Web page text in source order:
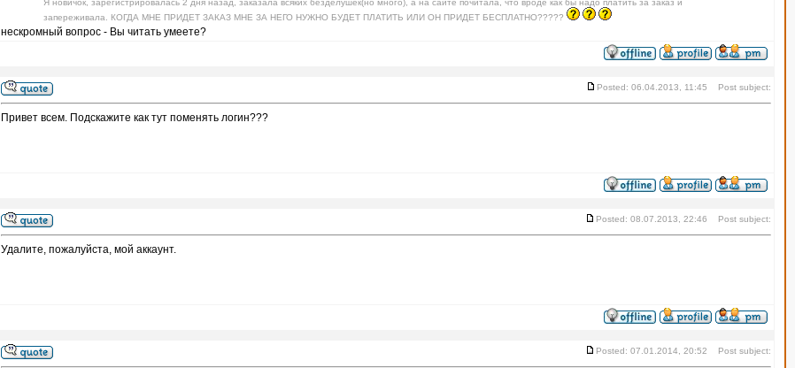
Я новичок, зарегистрировалась 2 дня назад, заказала всяких безделушек(но много), а на сайте почитала, что вроде как бы надо платить за заказ и
запереживала. КОГДА МНЕ ПРИДЕТ ЗАКАЗ МНЕ ЗА НЕГО НУЖНО БУДЕТ ПЛАТИТЬ ИЛИ ОН ПРИДЕТ БЕСПЛАТНО?????
нескромный вопрос - Вы читать умеете?
Posted: 06.04.2013, 11:45 Post subject:
Привет всем. Подскажите как тут поменять логин???
Posted: 08.07.2013, 22:46 Post subject:
Удалите, пожалуйста, мой аккаунт.
Posted: 07.01.2014, 20:52 Post subject: